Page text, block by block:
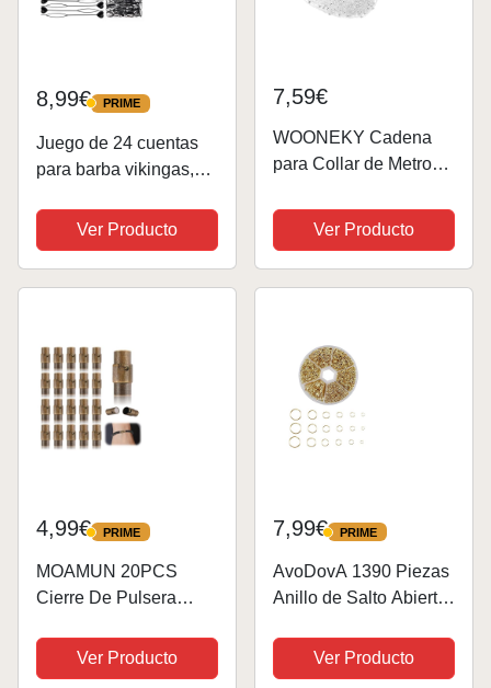
8,99€ PRIME
PRIME
Juego de 24 cuentas
para barba vikingas,
horquillas de pelo y
200 bandas de goma,
perlas nórdicas para el
Ver Producto
7,59€
WOONEKY Cadena
para Collar de Metros
Hacer Joyas DIY
Accesorios para
Bisutería y Pulseras
Ver Producto
4,99€ PRIME
PRIME
MOAMUN 20PCS
Cierre De Pulsera
Magnético Cierre
Pulsera, Durable
Ver Producto
7,99€ PRIME
PRIME
AvoDovA 1390 Piezas
Anillo de Salto Abierto,
Redondo Metal,
Fabricación Joyería
Ver Producto